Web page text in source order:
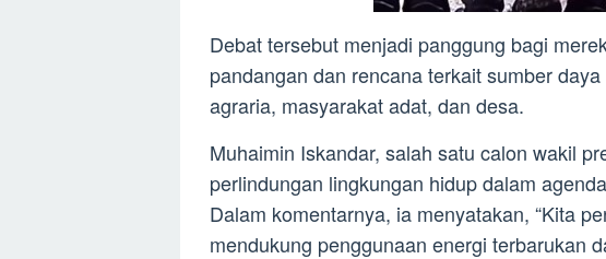
Debat tersebut menjadi panggung bagi
pandangan dan rencana terkait sumber
agraria, masyarakat adat, dan desa.
Muhaimin Iskandar, salah satu calon wakil
perlindungan lingkungan hidup dalam
Dalam komentarnya, ia menyatakan, “Kita
mendukung penggunaan energi terbarukan